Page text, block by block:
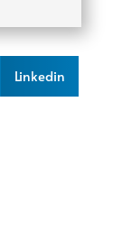
Linkedin